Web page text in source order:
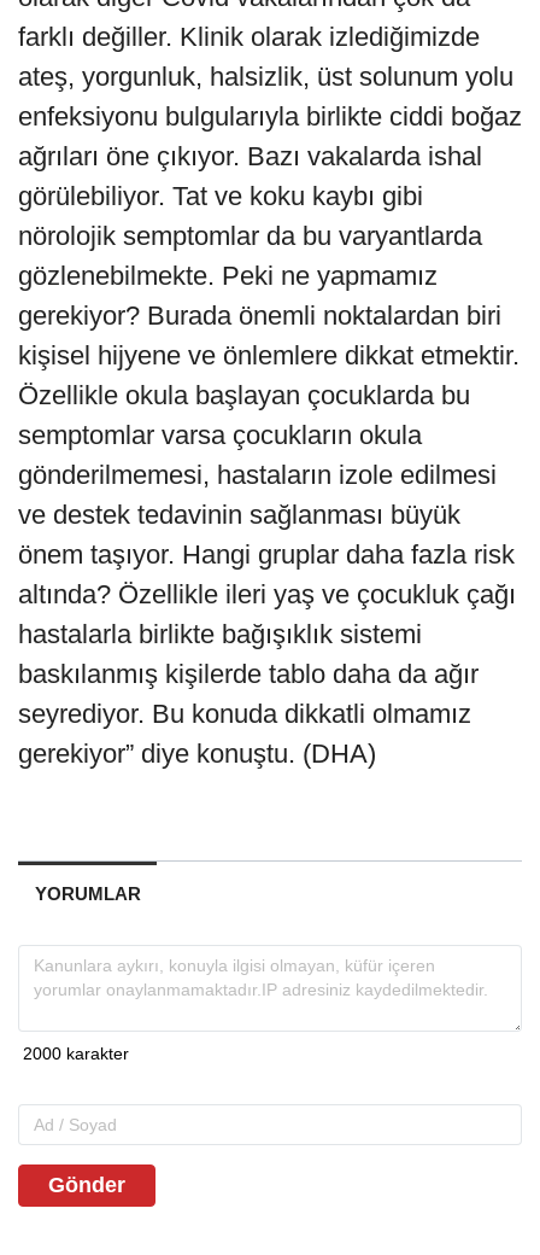
farklı değiller. Klinik olarak izlediğimizde
ateş, yorgunluk, halsizlik, üst solunum yolu
enfeksiyonu bulgularıyla birlikte ciddi boğaz
ağrıları öne çıkıyor. Bazı vakalarda ishal
görülebiliyor. Tat ve koku kaybı gibi
nörolojik semptomlar da bu varyantlarda
gözlenebilmekte. Peki ne yapmamız
gerekiyor? Burada önemli noktalardan biri
kişisel hijyene ve önlemlere dikkat etmektir.
Özellikle okula başlayan çocuklarda bu
semptomlar varsa çocukların okula
gönderilmemesi, hastaların izole edilmesi
ve destek tedavinin sağlanması büyük
önem taşıyor. Hangi gruplar daha fazla risk
altında? Özellikle ileri yaş ve çocukluk çağı
hastalarla birlikte bağışıklık sistemi
baskılanmış kişilerde tablo daha da ağır
seyrediyor. Bu konuda dikkatli olmamız
gerekiyor” diye konuştu. (DHA)
YORUMLAR
Gönder